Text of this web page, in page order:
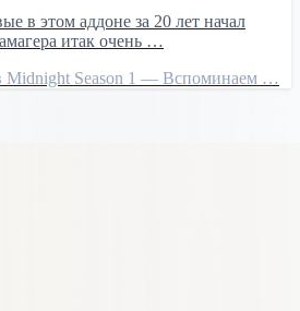
в этом аддоне за 20 лет начал
итак очень …
Midnight Season 1 — Вспоминаем …